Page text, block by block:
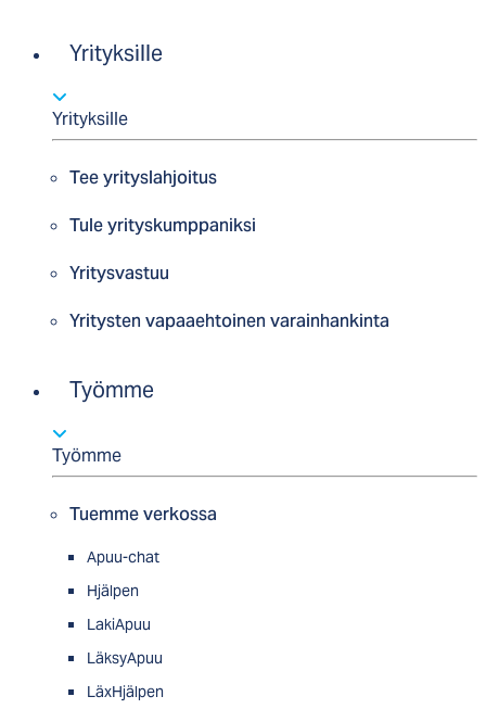
Yrityksille
Yrityksille
Tee yrityslahjoitus
Tule yrityskumppaniksi
Yritysvastuu
Yritysten vapaaehtoinen varainhankinta
Työmme
Työmme
Tuemme verkossa
Apuu-chat
Hjälpen
LakiApuu
LäksyApuu
LäxHjälpen